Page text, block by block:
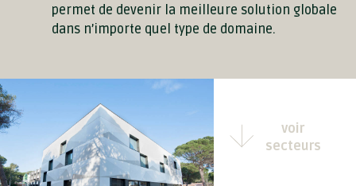
permet de devenir la meilleure solution globale
dans n’importe quel type de domaine.
voir
secteurs